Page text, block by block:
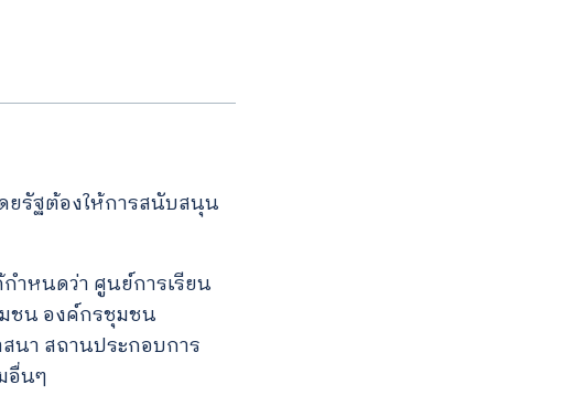
ยรัฐต้องให้การสนับสนุน
ำหนดว่า ศูนย์การเรียน
ชน องค์กรชุมชน
นา สถานประกอบการ
อื่นๆ